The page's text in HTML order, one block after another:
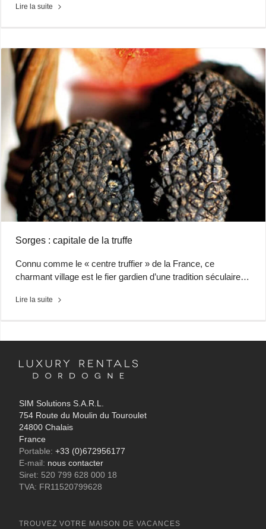
Lire la suite
Sorges : capitale de la truffe
Connu comme le « centre truffier » de la France, ce
charmant village est le fier gardien d’une tradition séculaire…
Lire la suite
SIM Solutions S.A.R.L.
754 Route du Moulin du Touroulet
24800 Chalais
France
Portable: +33 (0)672956177
E-mail: nous contacter
Siret: 520 799 628 000 18
TVA: FR11520799628
TROUVEZ VOTRE MAISON DE VACANCES